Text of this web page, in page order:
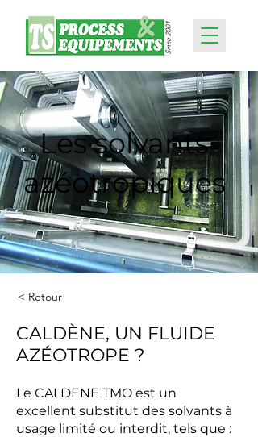
Les solvants
azéotropiques
< Retour
CALDÈNE, UN FLUIDE
AZÉOTROPE ?
Le CALDENE TMO est un
excellent substitut des solvants à
usage limité ou interdit, tels que :